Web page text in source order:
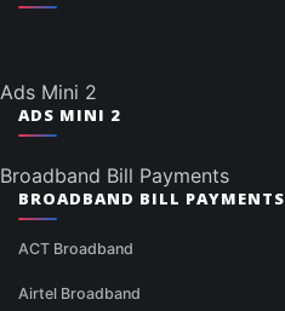
Ads Mini 2
ADS MINI 2
Broadband Bill Payments
BROADBAND BILL PAYMENTS
ACT Broadband
Airtel Broadband